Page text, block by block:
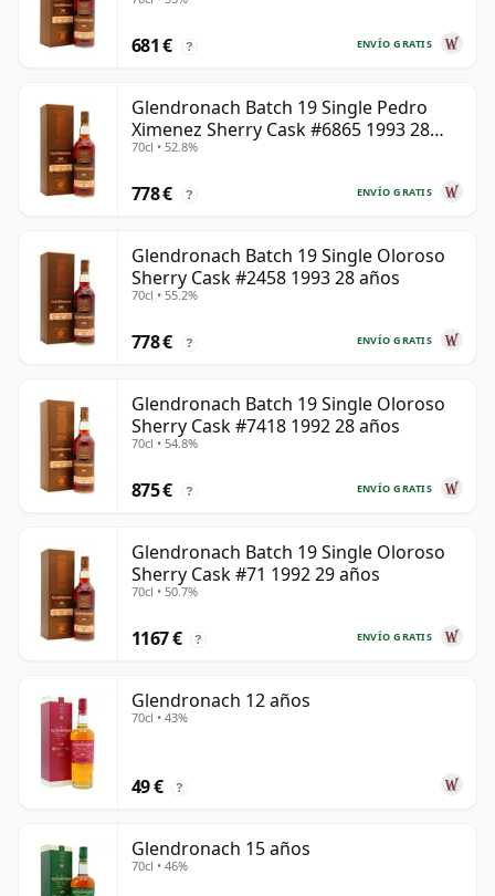
ENVÍO GRATIS
681 € ?
Glendronach Batch 19 Single Pedro
Ximenez Sherry Cask #6865 1993 28
años
70cl • 52.8%
ENVÍO GRATIS
778 € ?
Glendronach Batch 19 Single Oloroso
Sherry Cask #2458 1993 28 años
70cl • 55.2%
ENVÍO GRATIS
778 € ?
Glendronach Batch 19 Single Oloroso
Sherry Cask #7418 1992 28 años
70cl • 54.8%
ENVÍO GRATIS
875 € ?
Glendronach Batch 19 Single Oloroso
Sherry Cask #71 1992 29 años
70cl • 50.7%
ENVÍO GRATIS
1167 € ?
Glendronach 12 años
70cl • 43%
49 € ?
Glendronach 15 años
70cl • 46%